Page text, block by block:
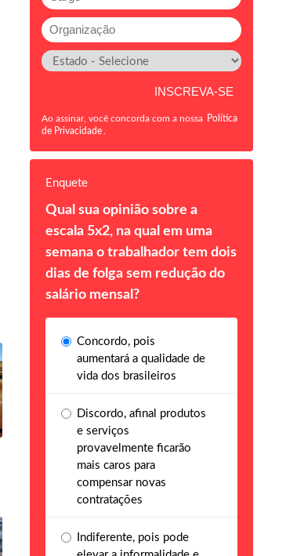
Ao assinar, você concorda com a nossa Política
de Privacidade
Enquete
Qual sua opinião sobre a
escala 5x2, na qual em uma
semana o trabalhador tem dois
dias de folga sem redução do
salário mensal?
Concordo, pois
aumentará a qualidade de
vida dos brasileiros
Discordo, afinal produtos
e serviços
provavelmente ficarão
mais caros para
compensar novas
contratações
Indiferente, pois pode